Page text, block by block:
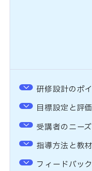
研修設計のポ
目標設定と評
受講者のニー
指導方法と教
フィードバッ